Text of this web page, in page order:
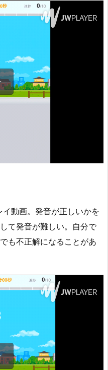
動画。発音が正しいかを
て発音が難しい。自分で
も不正解になることがあ